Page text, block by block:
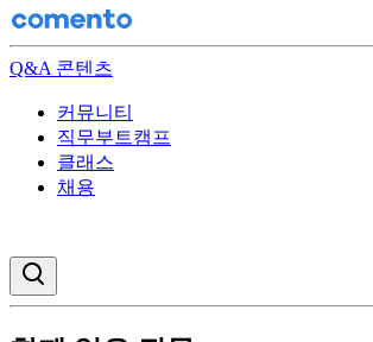
Q&A 콘텐츠
커뮤니티
직무부트캠프
클래스
채용